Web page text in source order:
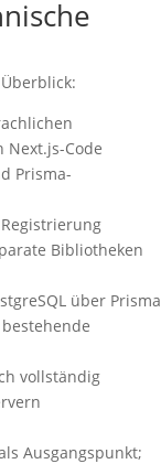
Code
Prisma-
Bibliotheken
über Prisma
vollständig
Ausgangspunkt;